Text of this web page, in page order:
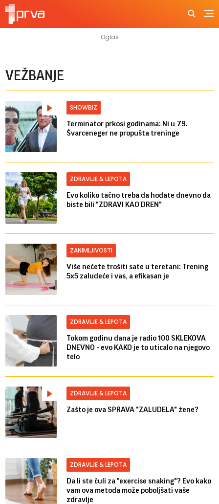
VEŽBANJE
SHOWBIZ
Terminator prkosi godinama: Ni u 79.
Švarceneger ne propušta treninge
ZDRAVLJE & LEPOTA
Evo koliko tačno treba da hodate dnevno da
biste bili "ZDRAVI KAO DREN"
ZANIMLJIVOSTI
Više nećete trošiti sate u teretani: Trening
5x5 zaludeće i vas, a efikasan je
ZDRAVLJE & LEPOTA
Tokom godinu dana je radio 100 SKLEKOVA
DNEVNO - evo KAKO je to uticalo na njegovo
telo
ZDRAVLJE & LEPOTA
Zašto je ova SPRAVA "ZALUDELA" žene?
ZDRAVLJE & LEPOTA
Da li ste čuli za "exercise snaking"? Evo kako
vam ova metoda može poboljšati vaše
zdravlje